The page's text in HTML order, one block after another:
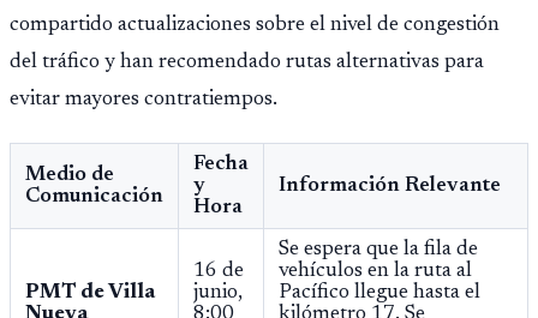
compartido actualizaciones sobre el nivel de congestión
del tráfico y han recomendado rutas alternativas para
evitar mayores contratiempos.
Medio de
Comunicación
Fecha
y
Hora
Información Relevante
PMT de Villa
16 de
junio,
Se espera que la fila de
vehículos en la ruta al
Pacífico llegue hasta el